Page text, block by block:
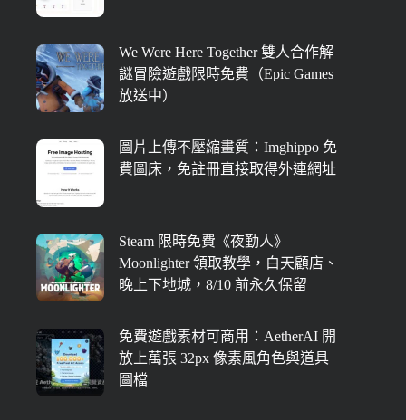
We Were Here Together 雙人合作解
謎冒險遊戲限時免費（Epic Games
放送中）
圖片上傳不壓縮畫質：Imghippo 免
費圖床，免註冊直接取得外連網址
Steam 限時免費《夜勤人》
Moonlighter 領取教學，白天顧店、
晚上下地城，8/10 前永久保留
免費遊戲素材可商用：AetherAI 開
放上萬張 32px 像素風角色與道具
圖檔